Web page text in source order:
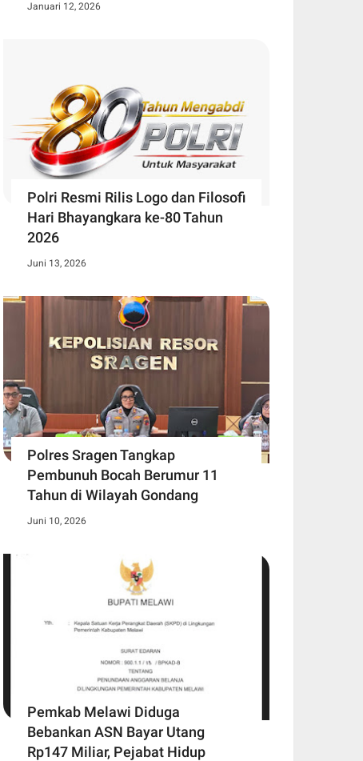
Januari 12, 2026
Polri Resmi Rilis Logo dan Filosofi
Hari Bhayangkara ke-80 Tahun
2026
Juni 13, 2026
Polres Sragen Tangkap
Pembunuh Bocah Berumur 11
Tahun di Wilayah Gondang
Juni 10, 2026
Pemkab Melawi Diduga
Bebankan ASN Bayar Utang
Rp147 Miliar, Pejabat Hidup